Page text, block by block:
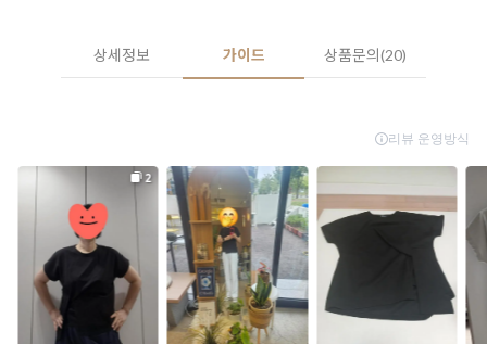
상세정보 가이드 상품문의(20)